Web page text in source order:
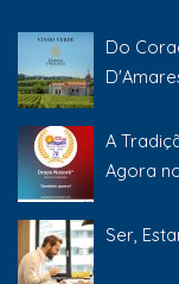
Do
A
Agora
Ser,